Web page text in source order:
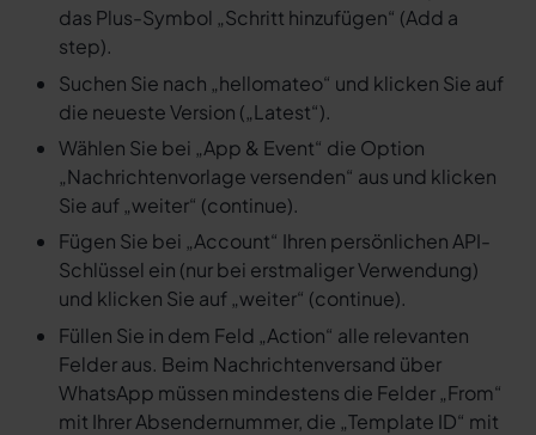
das Plus-Symbol „Schritt hinzufügen“ (Add a
step).
Suchen Sie nach „hellomateo“ und klicken Sie auf
die neueste Version („Latest“).
Wählen Sie bei „App & Event“ die Option
„Nachrichtenvorlage versenden“ aus und klicken
Sie auf „weiter“ (continue).
Fügen Sie bei „Account“ Ihren persönlichen API-
Schlüssel ein (nur bei erstmaliger Verwendung)
und klicken Sie auf „weiter“ (continue).
Füllen Sie in dem Feld „Action“ alle relevanten
Felder aus. Beim Nachrichtenversand über
WhatsApp müssen mindestens die Felder „From“
mit Ihrer Absendernummer, die „Template ID“ mit